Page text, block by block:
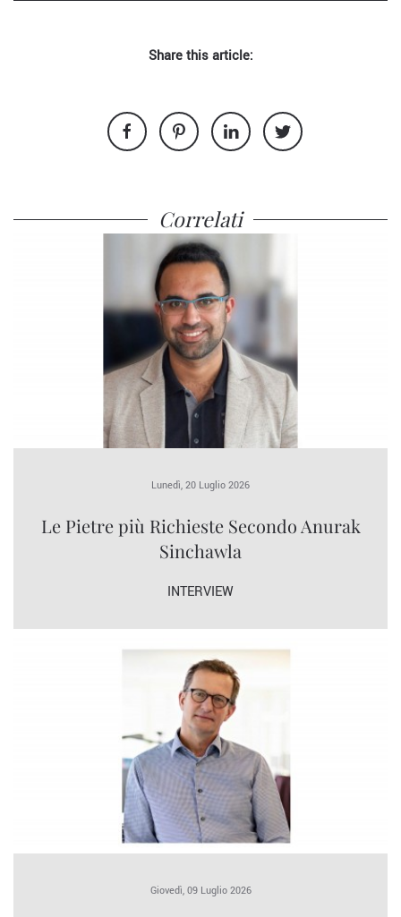
Share this article:
Correlati
Lunedì, 20 Luglio 2026
Le Pietre più Richieste Secondo Anurak
Sinchawla
INTERVIEW
Giovedì, 09 Luglio 2026